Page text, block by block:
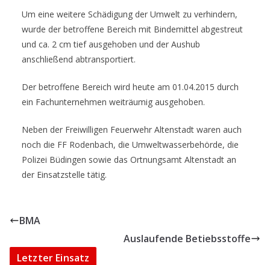
Um eine weitere Schädigung der Umwelt zu verhindern,
wurde der betroffene Bereich mit Bindemittel abgestreut
und ca. 2 cm tief ausgehoben und der Aushub
anschließend abtransportiert.
Der betroffene Bereich wird heute am 01.04.2015 durch
ein Fachunternehmen weiträumig ausgehoben.
Neben der Freiwilligen Feuerwehr Altenstadt waren auch
noch die FF Rodenbach, die Umweltwasserbehörde, die
Polizei Büdingen sowie das Ortnungsamt Altenstadt an
der Einsatzstelle tätig.
BMA
Auslaufende Betiebsstoffe
Letzter Einsatz